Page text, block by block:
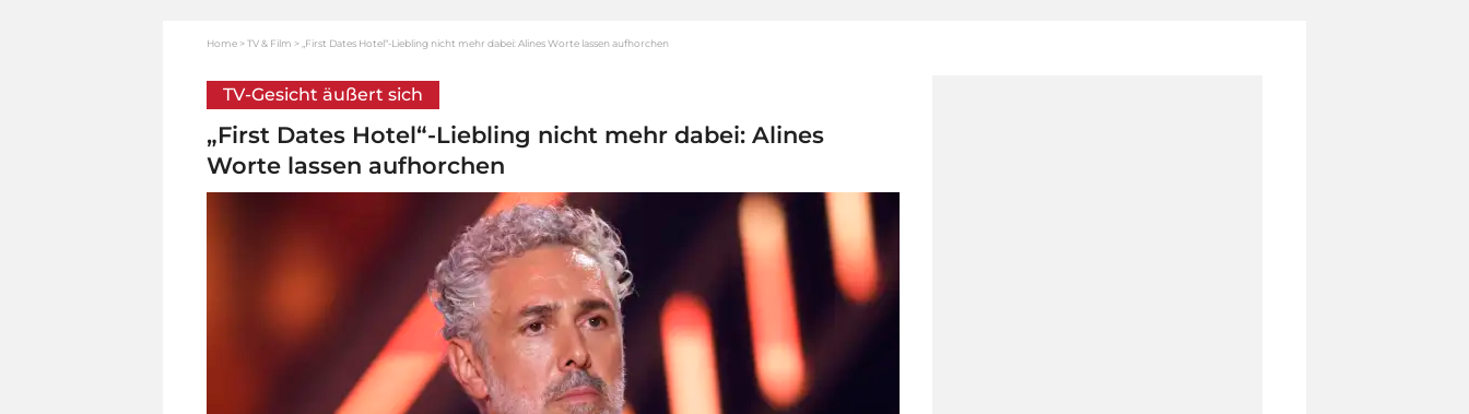
Home TV & Film „First Dates Hotel“-Liebling nicht mehr dabei: Alines Worte lassen aufhorchen
TV-Gesicht äußert sich
„First Dates Hotel“-Liebling nicht mehr dabei: Alines
Worte lassen aufhorchen